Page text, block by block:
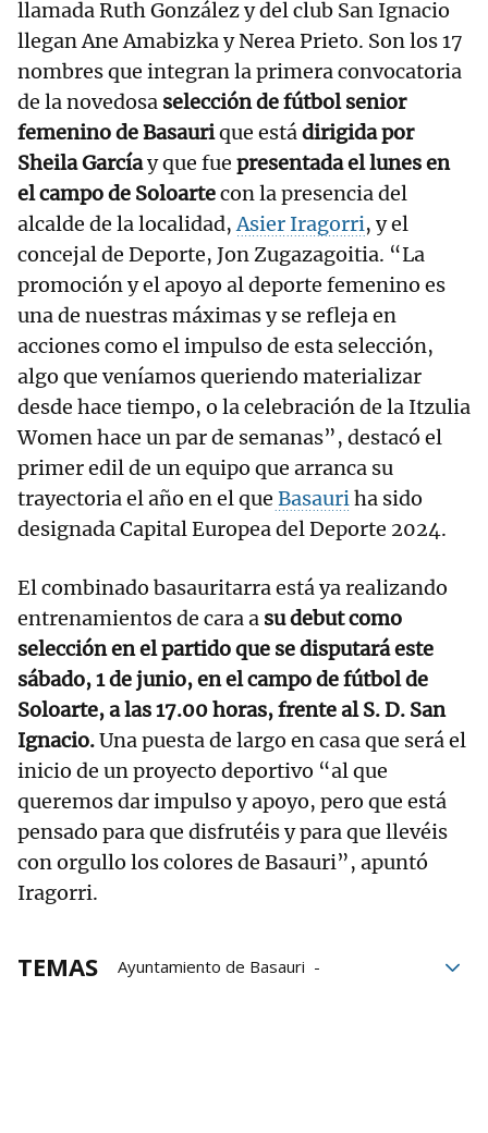
llamada Ruth González y del club San Ignacio
llegan Ane Amabizka y Nerea Prieto. Son los 17
nombres que integran la primera convocatoria
de la novedosa selección de fútbol senior
femenino de Basaurique estádirigida por
Sheila Garcíay que fue presentada el lunes en
el campo de Soloartecon la presencia del
alcalde de la localidad,Asier Iragorri, y el
concejal de Deporte, Jon Zugazagoitia. “La
promoción y el apoyo al deporte femenino es
una de nuestras máximas y se refleja en
acciones como el impulso de esta selección,
algo que veníamos queriendo materializar
desde hace tiempo, o la celebración de la Itzulia
Women hace un par de semanas”, destacó el
primer edil de un equipo que arranca su
trayectoria el año en el que Basauriha sido
designada Capital Europea del Deporte 2024.
El combinado basauritarra está ya realizando
entrenamientos de cara a su debut como
selección en el partido que se disputará este
sábado, 1 de junio, en el campo de fútbol de
Soloarte, a las 17.00 horas, frente al S. D. San
Ignacio.Una puesta de largo en casa que será el
inicio de un proyecto deportivo “al que
queremos dar impulso y apoyo, pero que está
pensado para que disfrutéis y para que llevéis
con orgullo los colores de Basauri”, apuntó
Iragorri.
TEMAS
Ayuntamiento de Basauri